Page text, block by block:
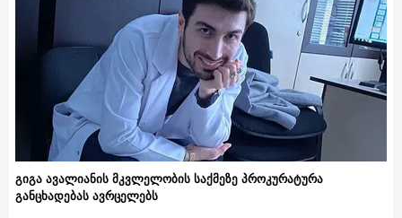
გიგა ავალიანის მკვლელობის საქმეზე პროკურატურა
განცხადებას ავრცელებს